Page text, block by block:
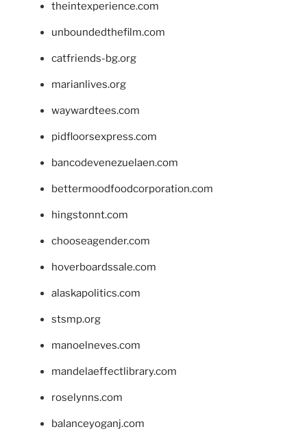
theintexperience.com
unboundedthefilm.com
catfriends-bg.org
marianlives.org
waywardtees.com
pidfloorsexpress.com
bancodevenezuelaen.com
bettermoodfoodcorporation.com
hingstonnt.com
chooseagender.com
hoverboardssale.com
alaskapolitics.com
stsmp.org
manoelneves.com
mandelaeffectlibrary.com
roselynns.com
balanceyoganj.com